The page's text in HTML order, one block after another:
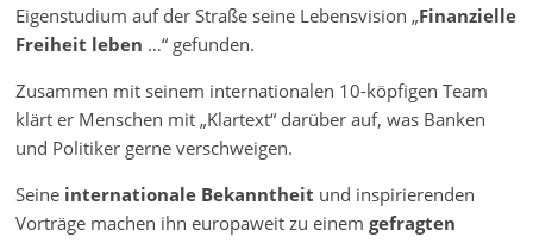
Eigenstudium auf der Straße seine Lebensvision „Finanzielle
Freiheit leben …“ gefunden.
Zusammen mit seinem internationalen 10-köpfigen Team
klärt er Menschen mit „Klartext“ darüber auf, was Banken
und Politiker gerne verschweigen.
Seine internationale Bekanntheit und inspirierenden
Vorträge machen ihn europaweit zu einemgefragten